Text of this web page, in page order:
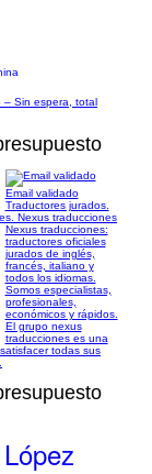
– Sin espera, total
Email validado
Traductores jurados.
Nexus traducciones
Nexus traducciones:
traductores oficiales
jurados de inglés,
francés, italiano y
todos los idiomas.
Somos especialistas,
profesionales,
económicos y rápidos.
El grupo nexus
traducciones es una
todas sus